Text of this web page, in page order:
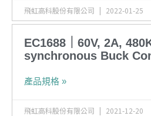
飛虹高科股份有限公司 2022-01-25
EC1688｜60V, 2A,
synchronous Buck
產品規格 »
飛虹高科股份有限公司 2021-12-20